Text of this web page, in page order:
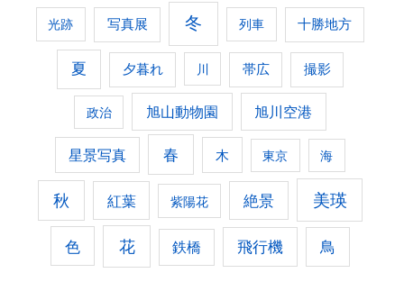
光跡 写真展 冬 列車 十勝地方
夏 夕暮れ 川 帯広 撮影
政治 旭山動物園 旭川空港
星景写真 春 木 東京 海
秋 紅葉 紫陽花 絶景 美瑛
色 花 鉄橋 飛行機 鳥